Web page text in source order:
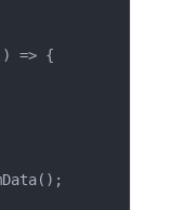
=> {